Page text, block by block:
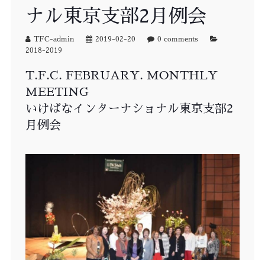
ナル東京支部2月例会
TFC-admin 2019-02-20
0 comments
2018-2019
T.F.C. FEBRUARY. MONTHLY
MEETING
いけばなインターナショナル東京支部2
月例会